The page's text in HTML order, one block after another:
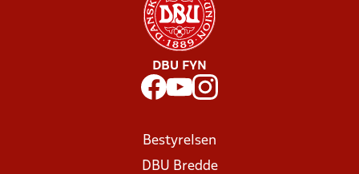
DBU FYN
Bestyrelsen
DBU Bredde